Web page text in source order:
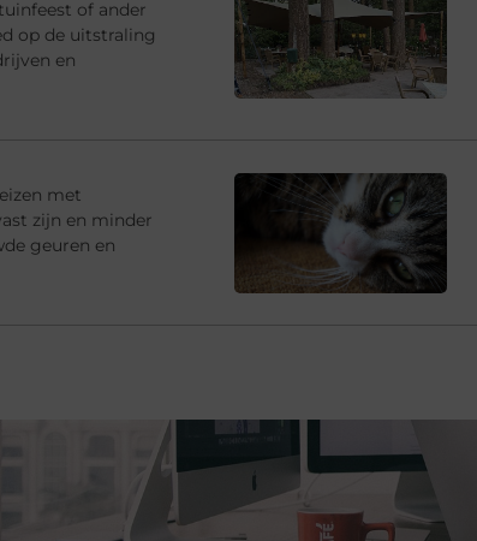
of ander
op de uitstraling
en
met
zijn en minder
geuren en